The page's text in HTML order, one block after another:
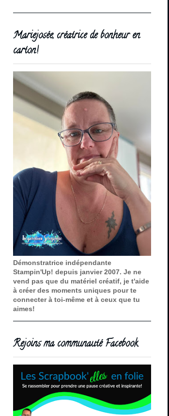
Mariejosée, créatrice de bonheur en
carton!
Démonstratrice indépendante
Stampin'Up! depuis janvier 2007. Je ne
vend pas que du matériel créatif, je t'aide
à créer des moments uniques pour te
connecter à toi-même et à ceux que tu
aimes!
Rejoins ma communauté Facebook